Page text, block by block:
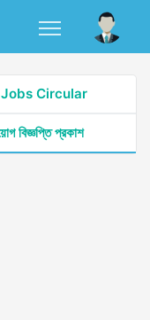
Jobs Circular
বিজ্ঞপ্তি প্রকাশ